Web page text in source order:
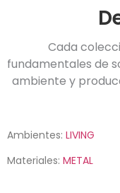
Cada
fundamentales de
ambiente y
Ambientes: LIVING
Materiales: METAL